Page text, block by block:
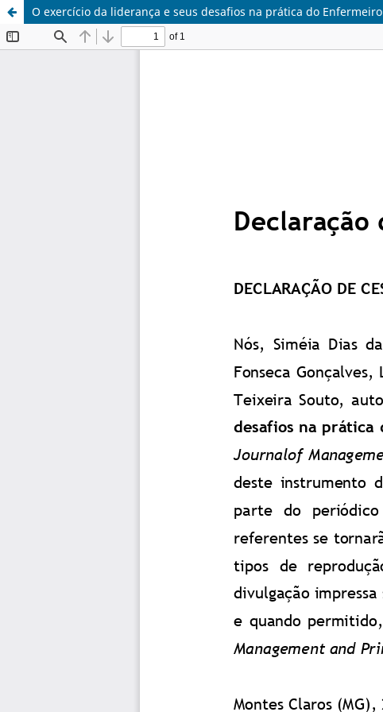
O exercício da liderança e seus desafios na prática do Enfermeiro